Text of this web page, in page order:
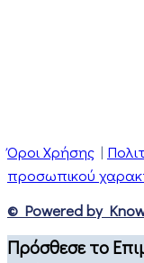
Όροι Χρήσης |
προσωπικού
© Powered by
Πρόσθεσε το